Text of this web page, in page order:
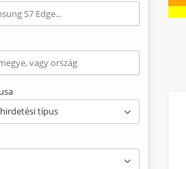
típus